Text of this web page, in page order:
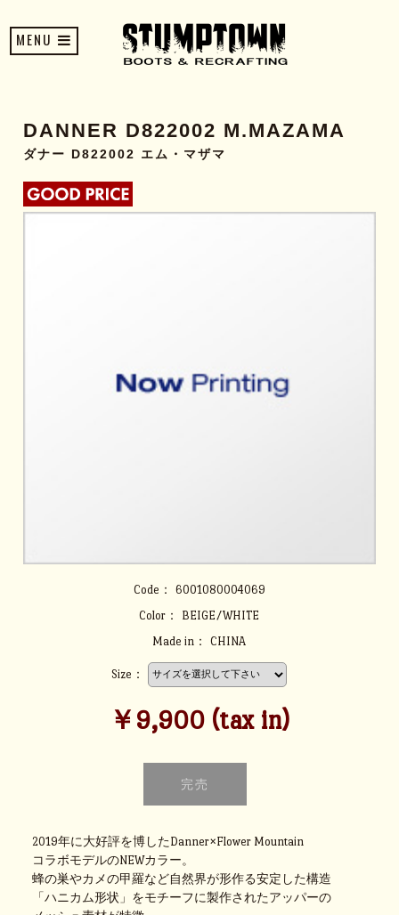
MENU
DANNER D822002 M.MAZAMA
ダナー D822002 エム・マザマ
Code：
6001080004069
Color：
BEIGE/WHITE
Made in：
CHINA
Size：
￥9,900 (tax in)
2019年に大好評を博したDanner×Flower Mountain
コラボモデルのNEWカラー。
蜂の巣やカメの甲羅など自然界が形作る安定した構造
「ハニカム形状」をモチーフに製作されたアッパーの